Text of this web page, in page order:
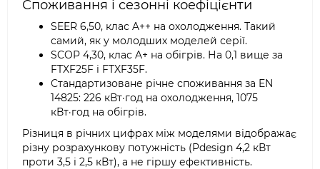
Споживання і сезонні коефіцієнти
SEER 6,50, клас A++ на охолодження. Такий
самий, як у молодших моделей серії.
SCOP 4,30, клас A+ на обігрів. На 0,1 вище за
FTXF25F і FTXF35F.
Стандартизоване річне споживання за EN
14825: 226 кВт·год на охолодження, 1075
кВт·год на обігрів.
Різниця в річних цифрах між моделями відображає
різну розрахункову потужність (Pdesign 4,2 кВт
проти 3,5 і 2,5 кВт), а не гіршу ефективність.